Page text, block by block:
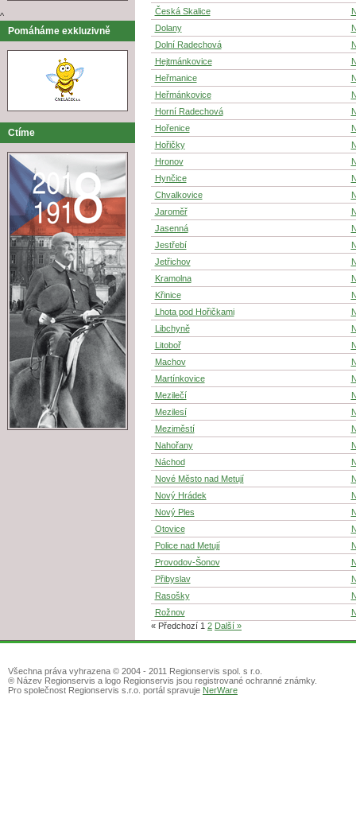
^
Pomáháme exkluzivně
Ctíme
Česká Skalice
Dolany
Dolní Radechová
Hejtmánkovice
Heřmanice
Heřmánkovice
Horní Radechová
Hořenice
Hořičky
Hronov
Hynčice
Chvalkovice
Jaroměř
Jasenná
Jestřebí
Jetřichov
Kramolna
Křinice
Lhota pod Hořičkami
Libchyně
Litoboř
Machov
Martínkovice
Mezilečí
Mezilesí
Meziměstí
Nahořany
Náchod
Nové Město nad Metují
Nový Hrádek
Nový Ples
Otovice
Police nad Metují
Provodov-Šonov
Přibyslav
Rasošky
Rožnov
« Předchozí 1 2 Další »
Všechna práva vyhrazena © 2004 - 2011 Regionservis spol. s r.o.
® Název Regionservis a logo Regionservis jsou registrované ochranné známky.
Pro společnost Regionservis s.r.o. portál spravuje NerWare